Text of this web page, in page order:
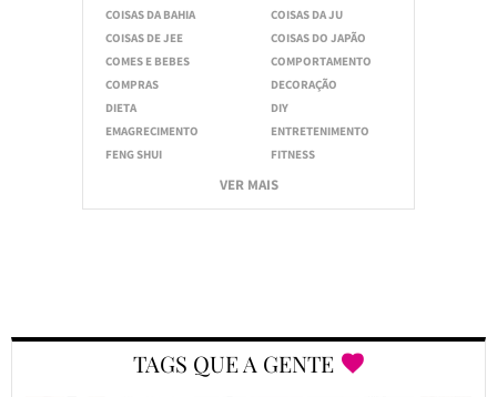
COISAS DA BAHIA
COISAS DA JU
COISAS DE JEE
COISAS DO JAPÃO
COMES E BEBES
COMPORTAMENTO
COMPRAS
DECORAÇÃO
DIETA
DIY
EMAGRECIMENTO
ENTRETENIMENTO
FENG SHUI
FITNESS
VER MAIS
TAGS QUE A GENTE